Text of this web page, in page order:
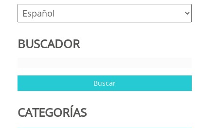
BUSCADOR
CATEGORÍAS